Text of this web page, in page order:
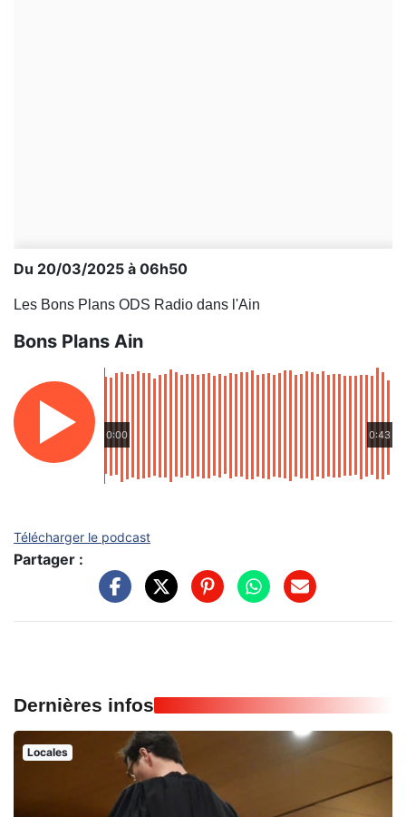
Du 20/03/2025 à 06h50
Les Bons Plans ODS Radio dans l'Ain
Bons Plans Ain
0:00 0:43
Télécharger le podcast
Partager :
Dernières infos
Locales